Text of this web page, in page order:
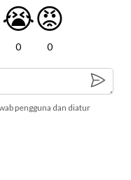
😭
0
😡
0
pengguna dan diatur